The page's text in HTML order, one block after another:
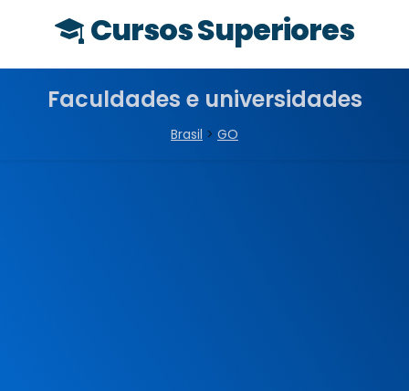
Cursos Superiores
Faculdades e universidades
Brasil > GO